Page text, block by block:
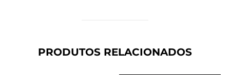
PRODUTOS RELACIONADOS